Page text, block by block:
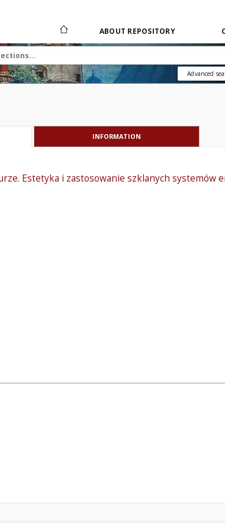
ABOUT REPOSITORY
Advanced
INFORMATION
Estetyka i zastosowanie szklanych systemów